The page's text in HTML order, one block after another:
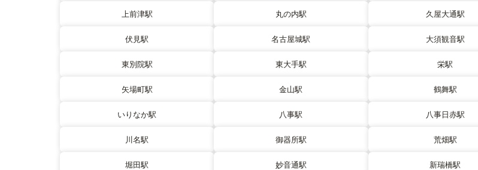
上前津駅 丸の内駅 久屋大通駅
伏見駅 名古屋城駅 大須観音駅
東別院駅 東大手駅 栄駅
矢場町駅 金山駅 鶴舞駅
いりなか駅 八事駅 八事日赤駅
川名駅 御器所駅 荒畑駅
堀田駅 妙音通駅 新瑞橋駅